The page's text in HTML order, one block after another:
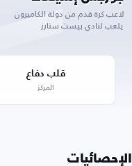
لاعب كرة قدم من دولة الكاميرون
يلعب لنادي بيست ستارز
قلب دفاع
المركز
الإحصائيات